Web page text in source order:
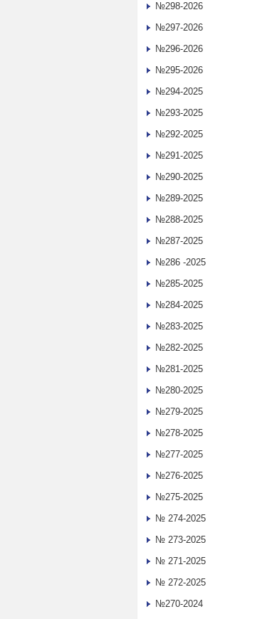
№298-2026
№297-2026
№296-2026
№295-2026
№294-2025
№293-2025
№292-2025
№291-2025
№290-2025
№289-2025
№288-2025
№287-2025
№286 -2025
№285-2025
№284-2025
№283-2025
№282-2025
№281-2025
№280-2025
№279-2025
№278-2025
№277-2025
№276-2025
№275-2025
№ 274-2025
№ 273-2025
№ 271-2025
№ 272-2025
№270-2024